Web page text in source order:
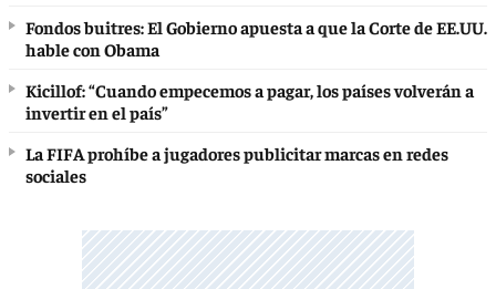
Fondos buitres: El Gobierno apuesta a que la Corte de EE.UU.
hable con Obama
Kicillof: “Cuando empecemos a pagar, los países volverán a
invertir en el país”
La FIFA prohíbe a jugadores publicitar marcas en redes
sociales